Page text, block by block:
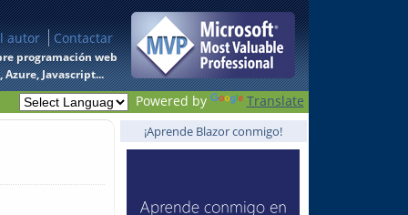
autor Contactar
programación web
Azure, Javascript...
Powered by Translate
¡Aprende Blazor conmigo!